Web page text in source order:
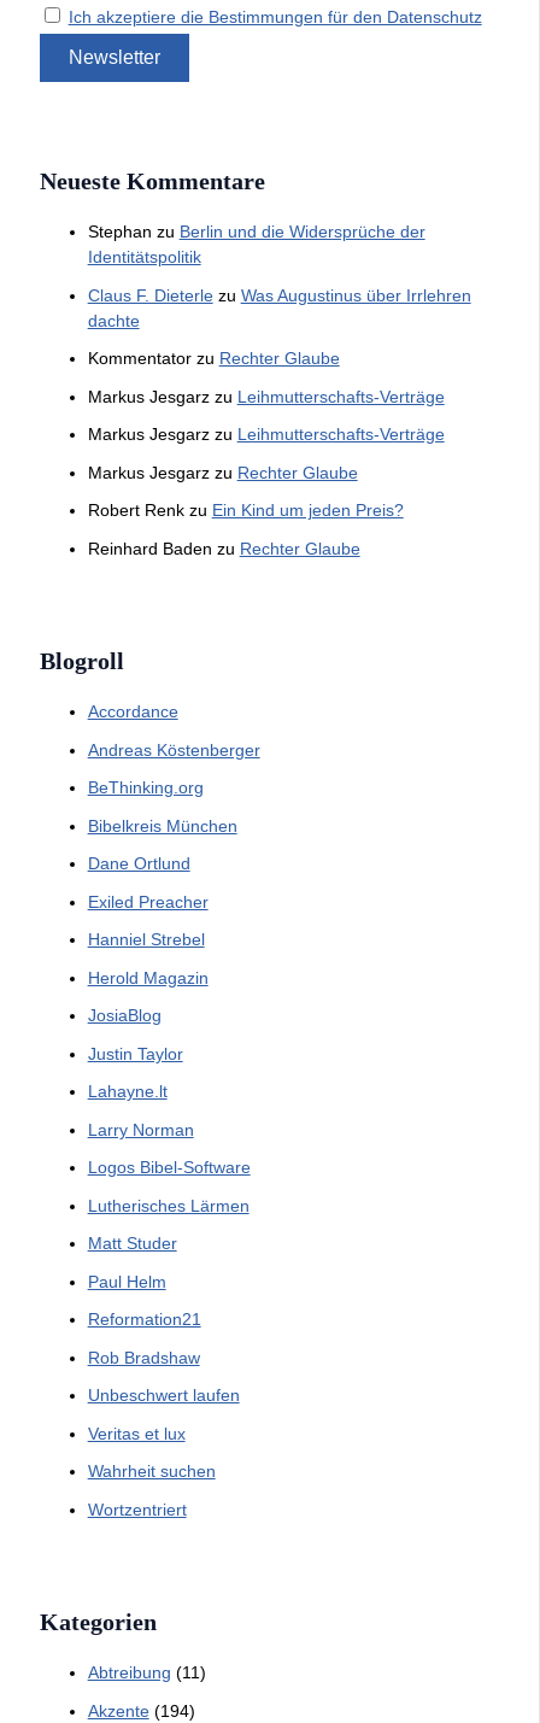
Ich akzeptiere die Bestimmungen für den Datenschutz
Neueste Kommentare
Stephan zu Berlin und die Widersprüche der
Identitätspolitik
Claus F. Dieterlezu Was Augustinus über Irrlehren
dachte
Kommentatorzu Rechter Glaube
Markus Jesgarzzu Leihmutterschafts-Verträge
Markus Jesgarzzu Leihmutterschafts-Verträge
Markus Jesgarzzu Rechter Glaube
Robert Renkzu Ein Kind um jeden Preis?
Reinhard Baden zu Rechter Glaube
Blogroll
Accordance
Andreas Köstenberger
BeThinking.org
Bibelkreis München
Dane Ortlund
Exiled Preacher
Hanniel Strebel
Herold Magazin
JosiaBlog
Justin Taylor
Lahayne.lt
Larry Norman
Logos Bibel-Software
Lutherisches Lärmen
Matt Studer
Paul Helm
Reformation21
Rob Bradshaw
Unbeschwert laufen
Veritas et lux
Wahrheit suchen
Wortzentriert
Kategorien
Abtreibung (11)
Akzente(194)